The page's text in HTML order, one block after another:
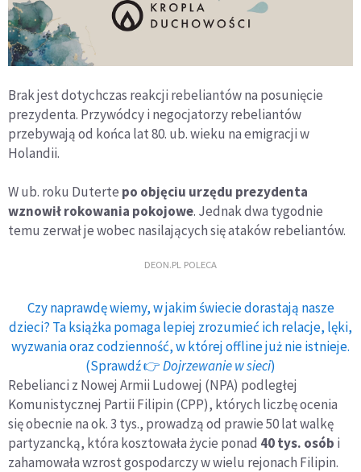
Brak jest dotychczas reakcji rebeliantów na posunięcie
prezydenta. Przywódcy i negocjatorzy rebeliantów
przebywają od końca lat 80. ub. wieku na emigracji w
Holandii.
W ub. roku Duterte po objęciu urzędu prezydenta
wznowił rokowania pokojowe. Jednak dwa tygodnie
temu zerwał je wobec nasilających się ataków rebeliantów.
DEON.PL POLECA
Czy naprawdę wiemy, w jakim świecie dorastają nasze
dzieci? Ta książka pomaga lepiej zrozumieć ich relacje, lęki,
wyzwania oraz codzienność, w której offline już nie istnieje.
(Sprawdź 👉Dojrzewanie w sieci)
Rebelianci z Nowej Armii Ludowej (NPA) podległej
Komunistycznej Partii Filipin (CPP), których liczbę ocenia
się obecnie na ok. 3 tys., prowadzą od prawie 50 lat walkę
partyzancką, która kosztowała życie ponad 40 tys. osób i
zahamowała wzrost gospodarczy w wielu rejonach Filipin.